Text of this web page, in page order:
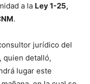
a la Ley 1-25,
.
jurídico del
, quien detalló,
lugar este